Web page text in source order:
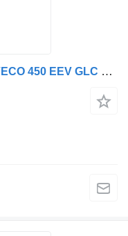
Porta Ușă Stânga para camião IVECO 450 EEV GLC Roșu/Negru